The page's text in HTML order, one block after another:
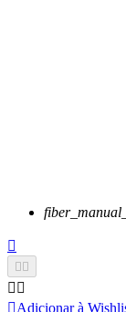

 
 
Adicionar à